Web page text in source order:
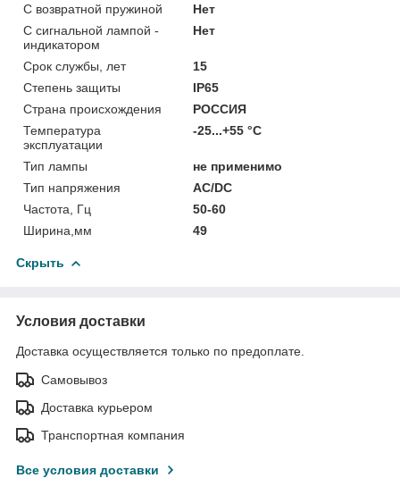
С возвратной пружиной
Нет
С сигнальной лампой -
индикатором
Нет
Срок службы, лет
15
Степень защиты
IP65
Страна происхождения
РОССИЯ
Температура
эксплуатации
-25...+55 °C
Тип лампы
не применимо
Тип напряжения
AC/DC
Частота, Гц
50-60
Ширина,мм
49
Скрыть
Условия доставки
Доставка осуществляется только по предоплате.
Самовывоз
Доставка курьером
Транспортная компания
Все условия доставки